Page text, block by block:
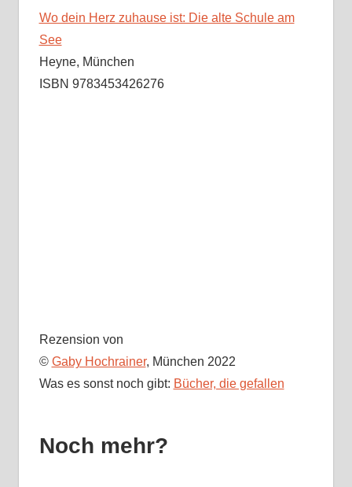
Wo dein Herz zuhause ist: Die alte Schule am
See
Heyne, München
ISBN 9783453426276
Rezension von
© Gaby Hochrainer, München 2022
Was es sonst noch gibt: Bücher, die gefallen
Noch mehr?